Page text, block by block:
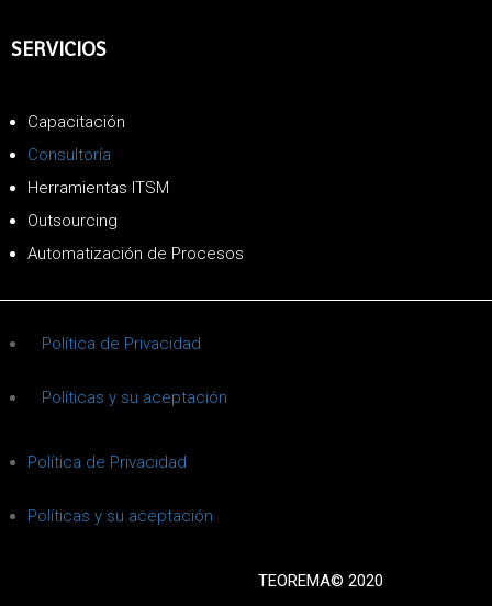
SERVICIOS
Capacitación
Consultoría
Herramientas ITSM
Outsourcing
Automatización de Procesos
Política de Privacidad
Políticas y su aceptación
Política de Privacidad
Políticas y su aceptación
TEOREMA© 2020